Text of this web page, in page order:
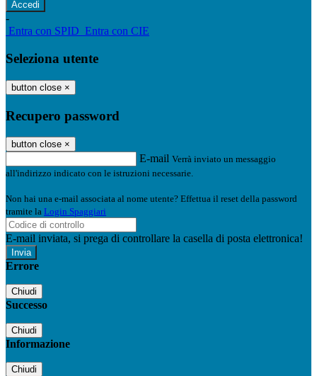
-
Entra con SPID Entra con CIE
Seleziona utente
button close ×
Recupero password
button close ×
E-mail Verrà inviato un messaggio
all'indirizzo indicato con le istruzioni necessarie.
Non hai una e-mail associata al nome utente? Effettua il reset della password
tramite la Login Spaggiari
E-mail inviata, si prega di controllare la casella di posta elettronica!
Errore
Chiudi
Successo
Chiudi
Informazione
Chiudi